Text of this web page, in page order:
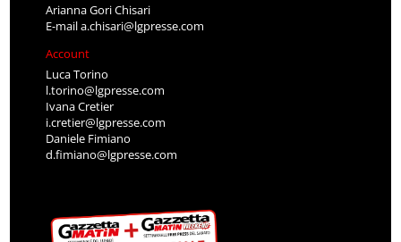
Arianna Gori Chisari
E-maila.chisari@lgpresse.com
Account
Luca Torino
l.torino@lgpresse.com
Ivana Cretier
i.cretier@lgpresse.com
Daniele Fimiano
d.fimiano@lgpresse.com